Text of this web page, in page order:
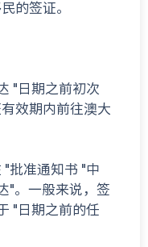
的签证。
"日期之前初次
效期内前往澳大
"批准通知书 "中
"。一般来说，签
"日期之前的任